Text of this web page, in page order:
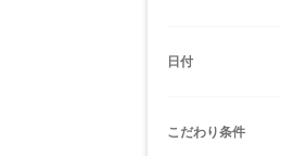
日付
こだわり条件